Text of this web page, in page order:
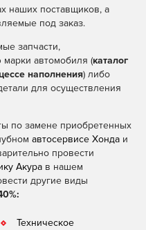
наших поставщиков, а
под заказ.
запчасти,
автомобиля (каталог
наполнения) либо
для осуществления
по замене приобретенных
автосервисе Хонда и
провести
Акура в нашем
другие виды
Техническое